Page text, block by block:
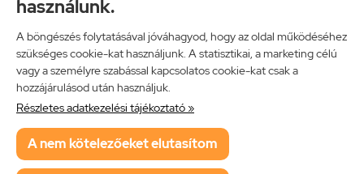
használunk.
A böngészés folytatásával jóváhagyod, hogy az oldal működéséhez
szükséges cookie-kat használjunk. A statisztikai, a marketing célú
vagy a személyre szabással kapcsolatos cookie-kat csak a
hozzájárulásod után használjuk.
Részletes adatkezelési tájékoztató »
A nem kötelezőeket elutasítom
Impresszum
Vissza a főoldalra
Neon Music Hungary Bt.
ÁSZF
Adatkezelési tájékoztató